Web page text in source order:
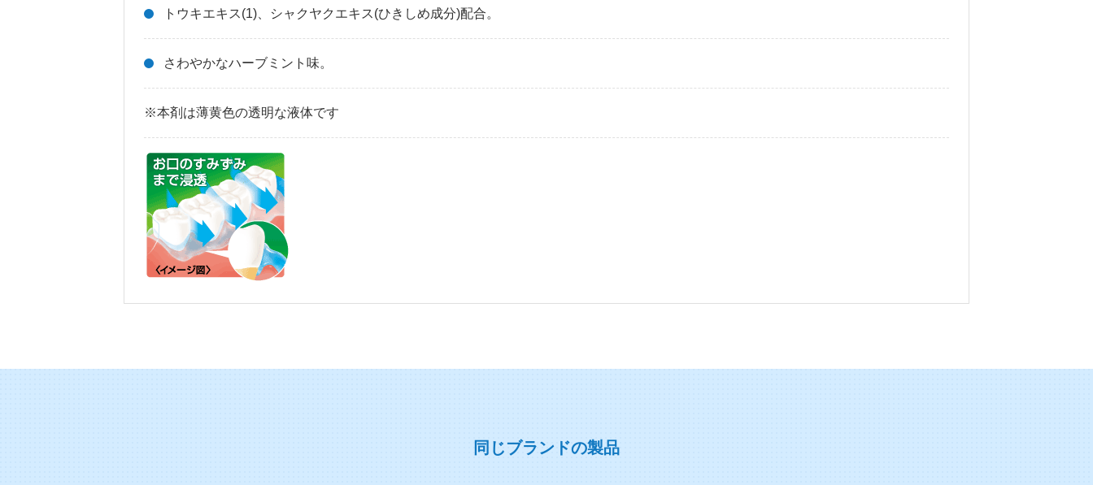
トウキエキス(1)、シャクヤクエキス(ひきしめ成分)配合。
さわやかなハーブミント味。
※本剤は薄黄色の透明な液体です
同じブランドの製品